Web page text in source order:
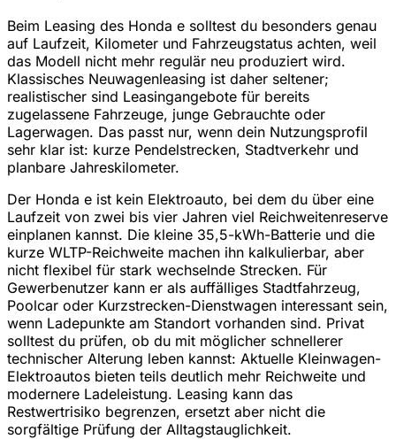
Beim Leasing des Honda e solltest du besonders genau
auf Laufzeit, Kilometer und Fahrzeugstatus achten, weil
das Modell nicht mehr regulär neu produziert wird.
Klassisches Neuwagenleasing ist daher seltener;
realistischer sind Leasingangebote für bereits
zugelassene Fahrzeuge, junge Gebrauchte oder
Lagerwagen. Das passt nur, wenn dein Nutzungsprofil
sehr klar ist: kurze Pendelstrecken, Stadtverkehr und
planbare Jahreskilometer.
Der Honda e ist kein Elektroauto, bei dem du über eine
Laufzeit von zwei bis vier Jahren viel Reichweitenreserve
einplanen kannst. Die kleine 35,5-kWh-Batterie und die
kurze WLTP-Reichweite machen ihn kalkulierbar, aber
nicht flexibel für stark wechselnde Strecken. Für
Gewerbenutzer kann er als auffälliges Stadtfahrzeug,
Poolcar oder Kurzstrecken-Dienstwagen interessant sein,
wenn Ladepunkte am Standort vorhanden sind. Privat
solltest du prüfen, ob du mit möglicher schnellerer
technischer Alterung leben kannst: Aktuelle Kleinwagen-
Elektroautos bieten teils deutlich mehr Reichweite und
modernere Ladeleistung. Leasing kann das
Restwertrisiko begrenzen, ersetzt aber nicht die
sorgfältige Prüfung der Alltagstauglichkeit.